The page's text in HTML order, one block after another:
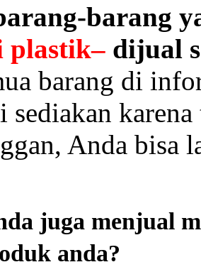
barang
plastik– dijual
barang di
Anda bisa
juga menjual
anda?